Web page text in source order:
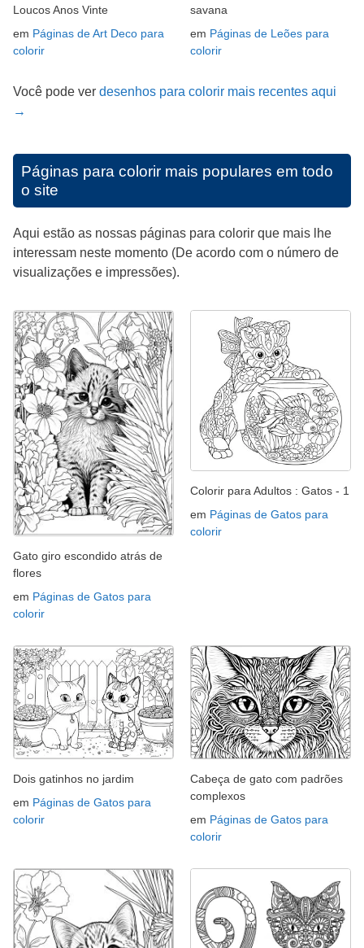
Loucos Anos Vinte
em Páginas de Art Deco para
colorir
savana
em Páginas de Leões para
colorir
Você pode ver desenhos para colorir mais recentes aqui
→
Páginas para colorir mais populares em todo
o site
Aqui estão as nossas páginas para colorir que mais lhe
interessam neste momento (De acordo com o número de
visualizações e impressões).
Gato giro escondido atrás de
flores
em Páginas de Gatos para
colorir
Colorir para Adultos : Gatos - 1
em Páginas de Gatos para
colorir
Dois gatinhos no jardim
em Páginas de Gatos para
colorir
Cabeça de gato com padrões
complexos
em Páginas de Gatos para
colorir